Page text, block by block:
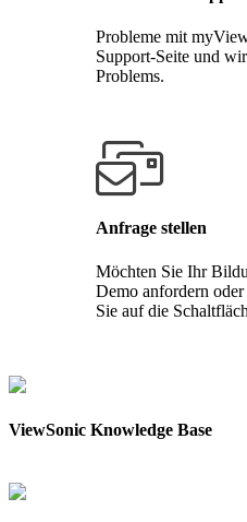
Probleme mit
Support-Seite und
Problems.
Anfrage stellen
Möchten Sie Ihr
Demo anfordern
Sie auf die
ViewSonic Knowledge Base